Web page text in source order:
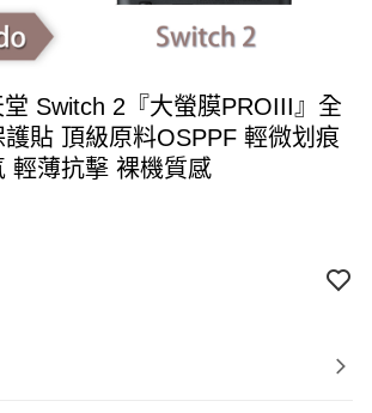
Switch 2『大螢膜PROIII』全
貼 頂級原料OSPPF 輕微划痕
輕薄抗擊 裸機質感